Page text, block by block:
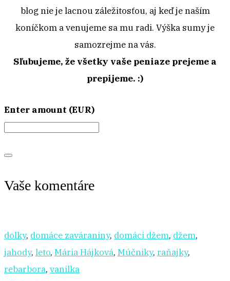
blog nie je lacnou záležitosťou, aj keď je naším
koníčkom a venujeme sa mu radi. Výška sumy je
samozrejme na vás.
Sľubujeme, že všetky vaše peniaze prejeme a
prepijeme. :)
Enter amount (EUR)
Vaše komentáre
dolky, domáce zaváraniny, domáci džem, džem,
jahody, leto, Mária Hájková, Múčniky, raňajky,
rebarbora, vanilka